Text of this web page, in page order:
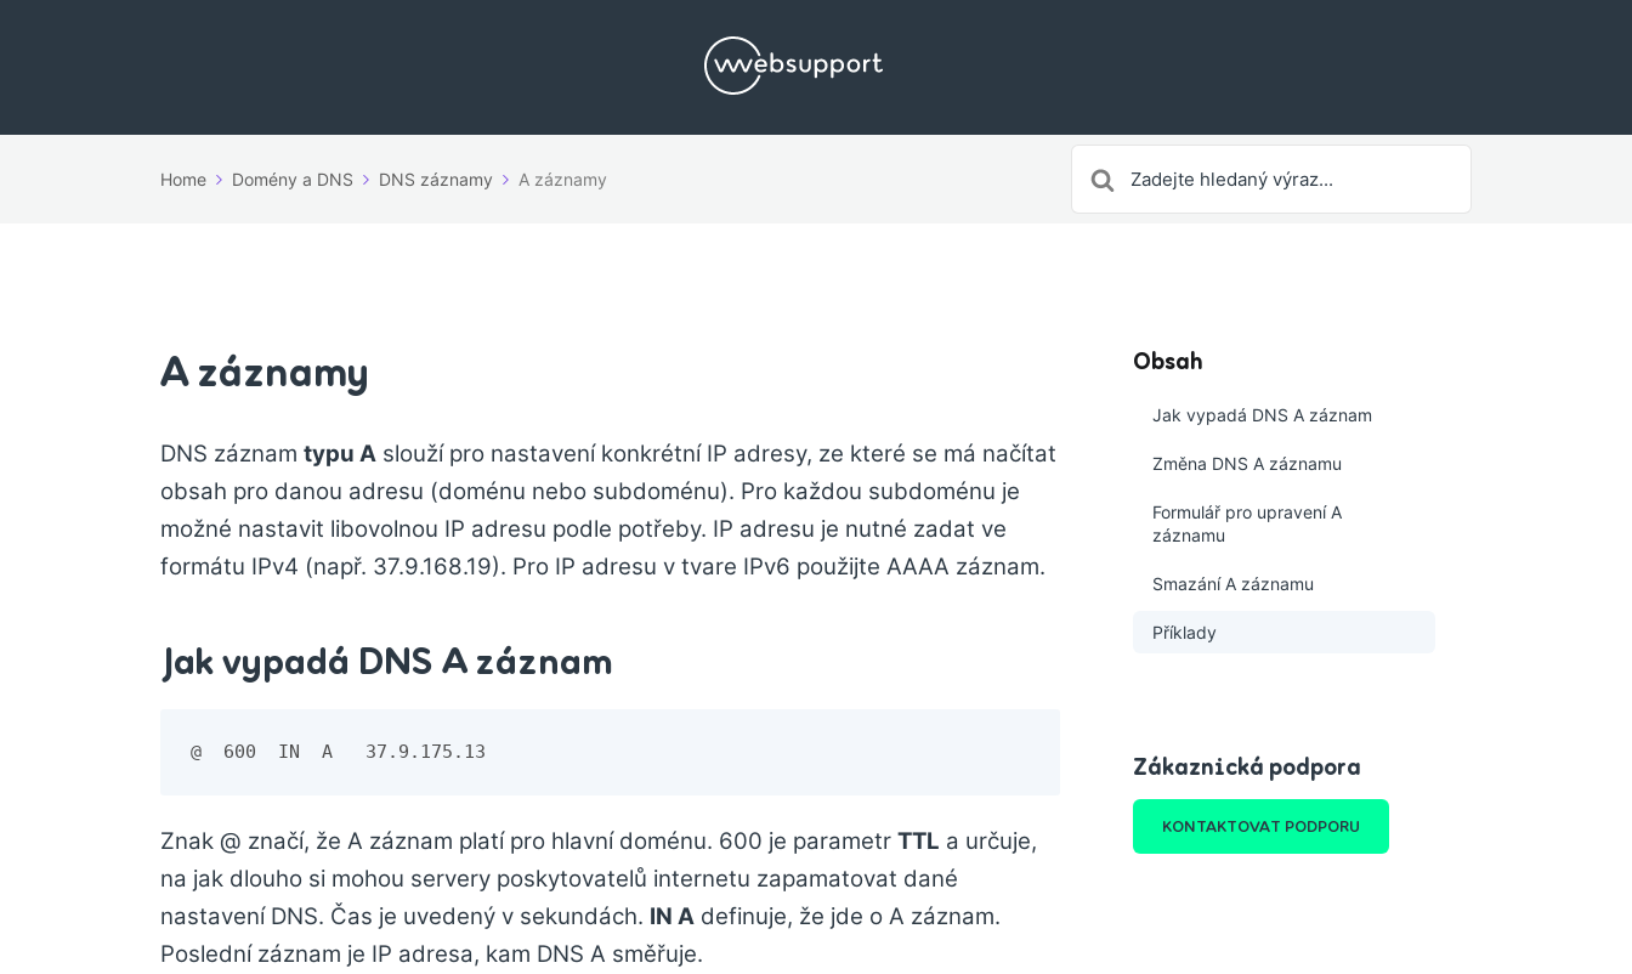
Home Domény a DNS DNS záznamy A záznamy
For
A záznamy
DNS záznam typu A slouží pro nastavení konkrétní IP adresy, ze které se má načítat
obsah pro danou adresu (doménu nebo subdoménu). Pro každou subdoménu je
možné nastavit libovolnou IP adresu podle potřeby. IP adresu je nutné zadat ve
formátu IPv4 (např. 37.9.168.19). Pro IP adresu v tvare IPv6 použijte AAAA záznam.
Jak vypadá DNS A záznam
Znak @ značí, že A záznam platí pro hlavní doménu. 600 je parametr TTL a určuje,
na jak dlouho si mohou servery poskytovatelů internetu zapamatovat dané
nastavení DNS. Čas je uvedený v sekundách. IN A definuje, že jde o A záznam.
Poslední záznam je IP adresa, kam DNS A směřuje.
Obsah
Jak vypadá DNS A záznam
Změna DNS A záznamu
Formulář pro upravení A
záznamu
Smazání A záznamu
Příklady
Zákaznická podpora
KONTAKTOVAT PODPORU